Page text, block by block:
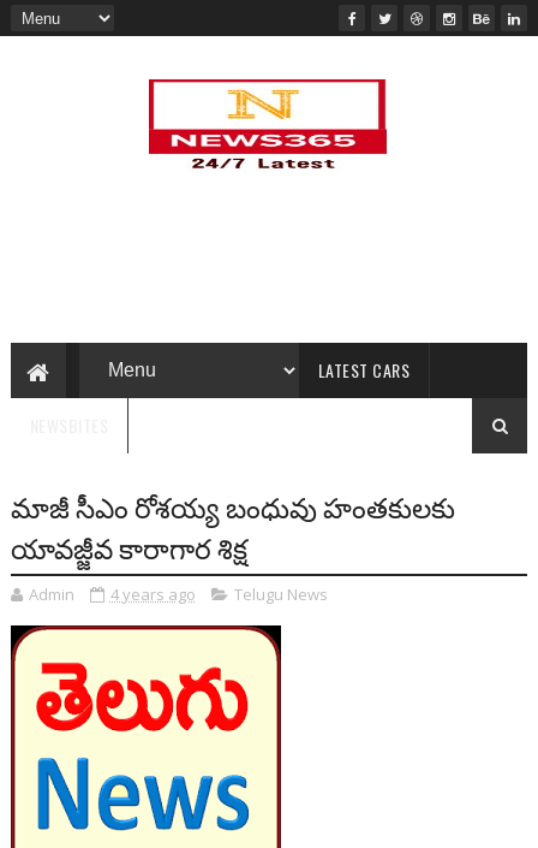
LATEST CARS
మాజీ సీఎం రోశయ్య బంధువు హంతకులకు
యావజ్జీవ కారాగార శిక్ష
Admin 4 years ago Telugu News